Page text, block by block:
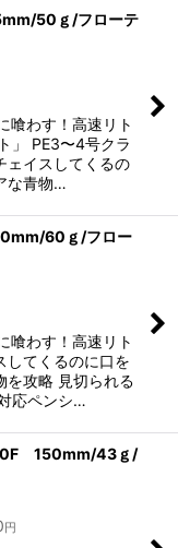
50ｇ/フローテ
喰わす！高速リト
」 PE3〜4号クラ
ェイスしてくるの
な青物…
60ｇ/フロー
喰わす！高速リト
してくるのに口を
を攻略 見切られる
応ペンシ…
150mm/43ｇ/
円